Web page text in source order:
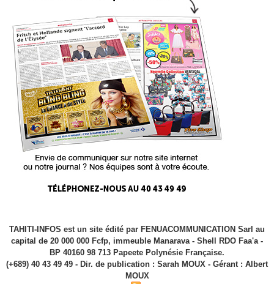
TAHITI-INFOS est un site édité par FENUACOMMUNICATION Sarl au
capital de 20 000 000 Fcfp, immeuble Manarava - Shell RDO Faa'a -
BP 40160 98 713 Papeete Polynésie Française.
(+689) 40 43 49 49 - Dir. de publication : Sarah MOUX - Gérant : Albert
MOUX